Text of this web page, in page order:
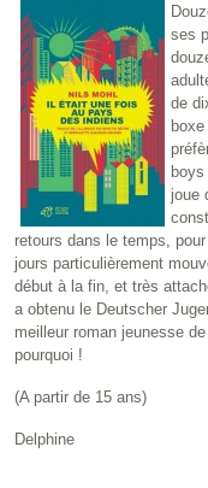
ses
de
joue
retours dans le temps,
jours particulièrement
début à la fin, et très
a obtenu le Deutscher
meilleur roman jeunesse
pourquoi !
(A partir de 15 ans)
Delphine